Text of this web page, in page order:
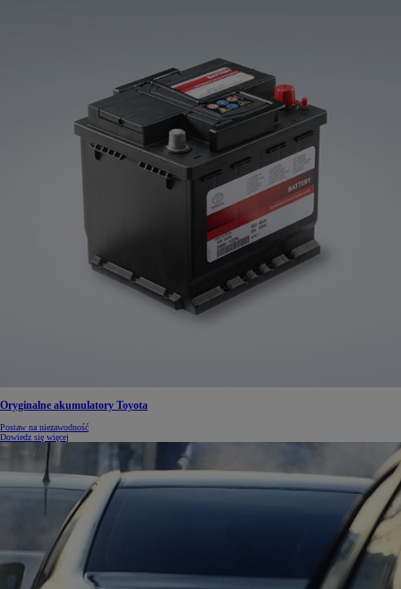
Oryginalne akumulatory Toyota
Postaw na niezawodność
Dowiedz się więcej